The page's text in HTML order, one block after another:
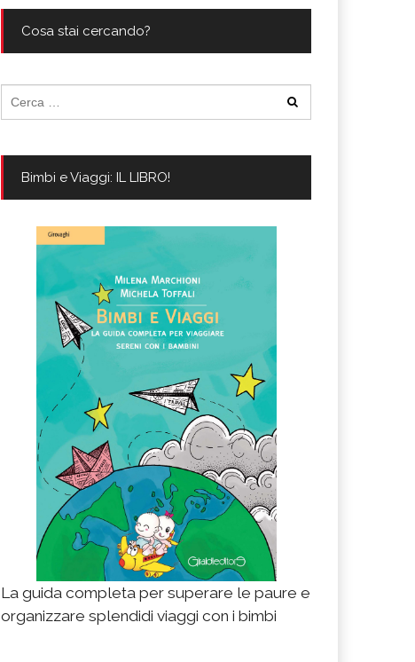
Cosa stai cercando?
per:
Bimbi e Viaggi: IL LIBRO!
La guida completa per superare le paure e
organizzare splendidi viaggi con i bimbi